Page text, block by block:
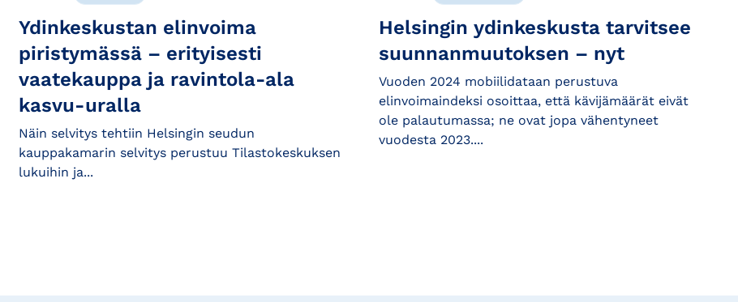
Ydinkeskustan elinvoima
piristymässä – erityisesti
vaatekauppa ja ravintola-ala
kasvu-uralla
Näin selvitys tehtiin Helsingin seudun
kauppakamarin selvitys perustuu Tilastokeskuksen
lukuihin ja...
Helsingin ydinkeskusta tarvitsee
suunnanmuutoksen – nyt
Vuoden 2024 mobiilidataan perustuva
elinvoimaindeksi osoittaa, että kävijämäärät eivät
ole palautumassa; ne ovat jopa vähentyneet
vuodesta 2023....